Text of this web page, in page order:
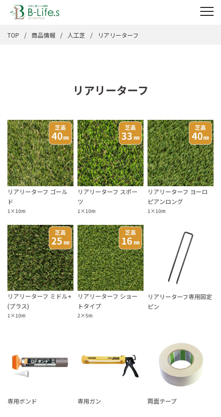
TOP 商品情報 人工芝 リアリーターフ
リアリーターフ
リアリーターフ ゴール
ド
1×10m
リアリーターフ スポー
ツ
1×10m
リアリーターフ ヨーロ
ピアンロング
1×10m
リアリーターフ ミドル+
(プラス)
1×10m
リアリーターフ ショー
トタイプ
2×5m
リアリーターフ専用固定
ピン
専用ボンド 専用ガン 両面テープ